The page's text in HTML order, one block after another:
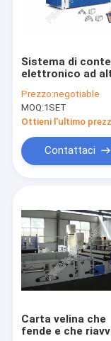
Sistema di
elettronico ad
piegatrice di
riavvolgimento
Prezzo:negotiable
MOQ:1SET
Ottieni l'ultimo
Contattaci
Carta velina che
fende e che